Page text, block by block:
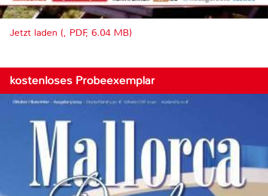
Jetzt laden (, PDF, 6.04 MB)
kostenloses Probeexemplar